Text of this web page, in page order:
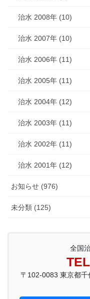
治水 2008年 (10)
治水 2007年 (10)
治水 2006年 (11)
治水 2005年 (11)
治水 2004年 (12)
治水 2003年 (11)
治水 2002年 (11)
治水 2001年 (12)
お知らせ (976)
未分類 (125)
全国
〒102-0083 東京都